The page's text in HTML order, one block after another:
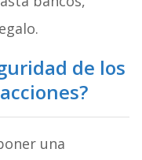
de los
una